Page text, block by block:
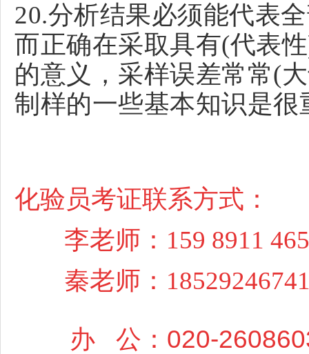
20.分析结果必须能代表
而正确在采取具有(代表
的意义，采样误差常常(
制样的一些基本知识是很
化验员考证联系方式：
李老师：159 8911
秦老师：
办 公：020-